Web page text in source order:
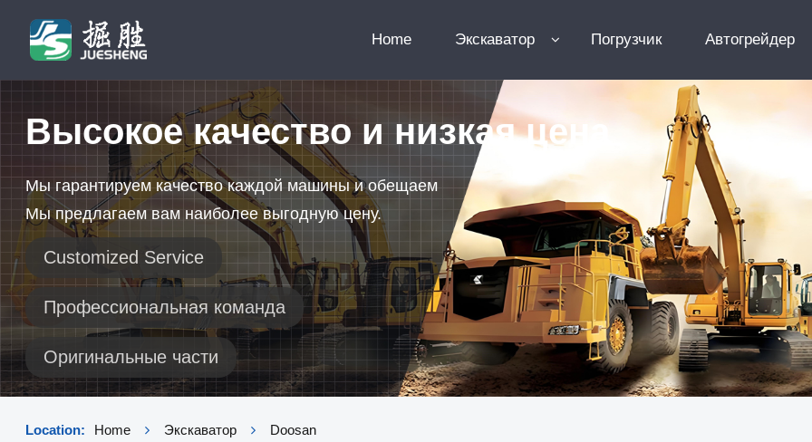
Home Экскаватор Погрузчик Автогрейдер
Высокое качество и низкая цена
Мы гарантируем качество каждой машины и обещаем
Мы предлагаем вам наиболее выгодную цену.
Customized Service
Профессиональная команда
Оригинальные части
Location: Home Экскаватор Doosan